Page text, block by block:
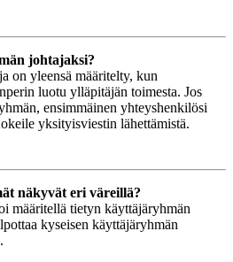
johtajaksi?
on yleensä määritelty, kun
luotu ylläpitäjän toimesta. Jos
ensimmäinen yhteyshenkilösi
yksityisviestin lähettämistä.
näkyvät eri väreillä?
määritellä tietyn käyttäjäryhmän
kyseisen käyttäjäryhmän